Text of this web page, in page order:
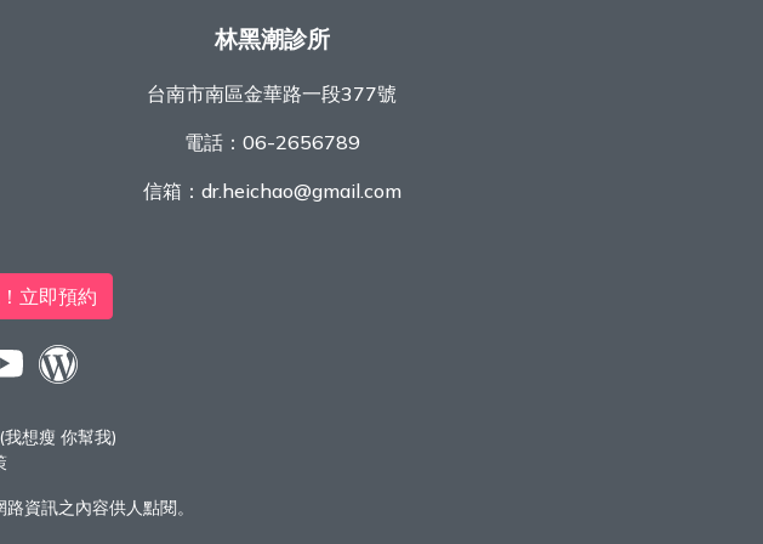
林黑潮診所
台南市南區金華路一段377號
電話： 06-2656789
信箱： dr.heichao@gmail.com
立即預約
想瘦 你幫我)
資訊之內容供人點閱。